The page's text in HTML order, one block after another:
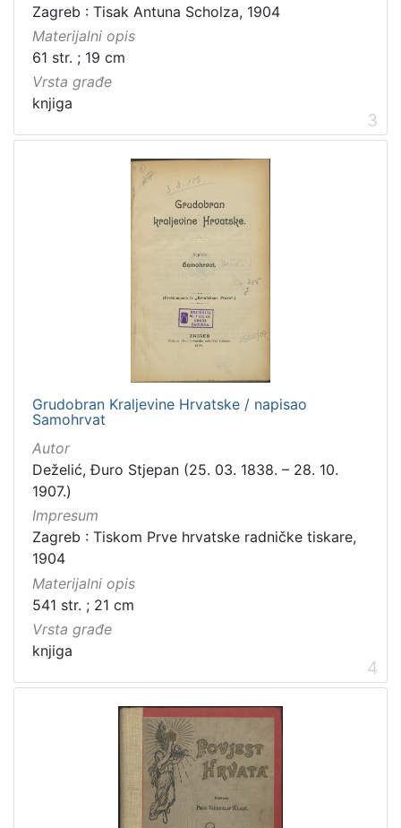
Zagreb : Tisak Antuna Scholza, 1904
Materijalni opis
61 str. ; 19 cm
Vrsta građe
knjiga
3
Grudobran Kraljevine Hrvatske / napisao
Samohrvat
Autor
Deželić, Đuro Stjepan (25. 03. 1838. – 28. 10.
1907.)
Impresum
Zagreb : Tiskom Prve hrvatske radničke tiskare,
1904
Materijalni opis
541 str. ; 21 cm
Vrsta građe
knjiga
4